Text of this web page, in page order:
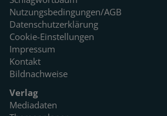
Nutzungsbedingungen/AGB
Datenschutzerklärung
Cookie-Einstellungen
Impressum
Kontakt
Bildnachweise
Verlag
Mediadaten